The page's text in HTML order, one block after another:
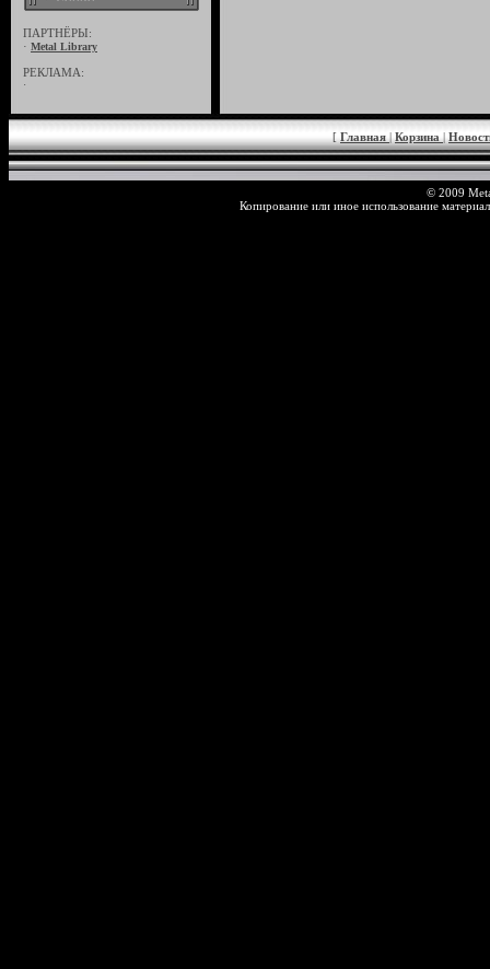
ПАРТНЁРЫ:
· Metal Library
РЕКЛАМА:
·
[ Главная | Корзина |
© 2009
Копирование или иное использование